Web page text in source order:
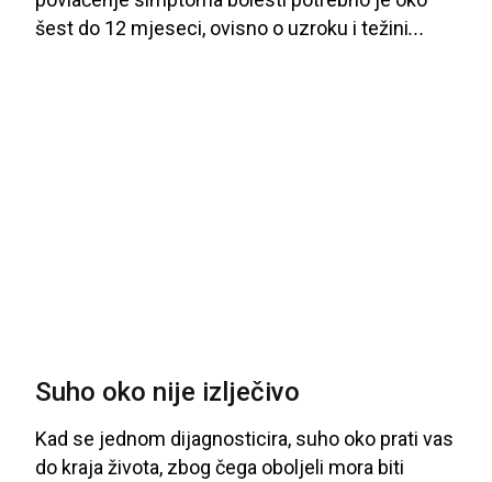
šest do 12 mjeseci, ovisno o uzroku i težini...
Suho oko nije izlječivo
Kad se jednom dijagnosticira, suho oko prati vas
do kraja života, zbog čega oboljeli mora biti